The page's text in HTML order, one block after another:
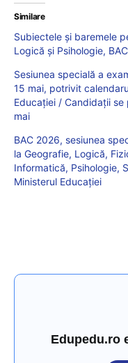
Similare
Subiectele și baremele
Logică și Psihologie,
Sesiunea specială a
15 mai, potrivit
Educației / Candidații se
mai
BAC 2026, sesiunea
la Geografie, Logică,
Informatică, Psihologie,
Ministerul Educației
Edupedu.ro